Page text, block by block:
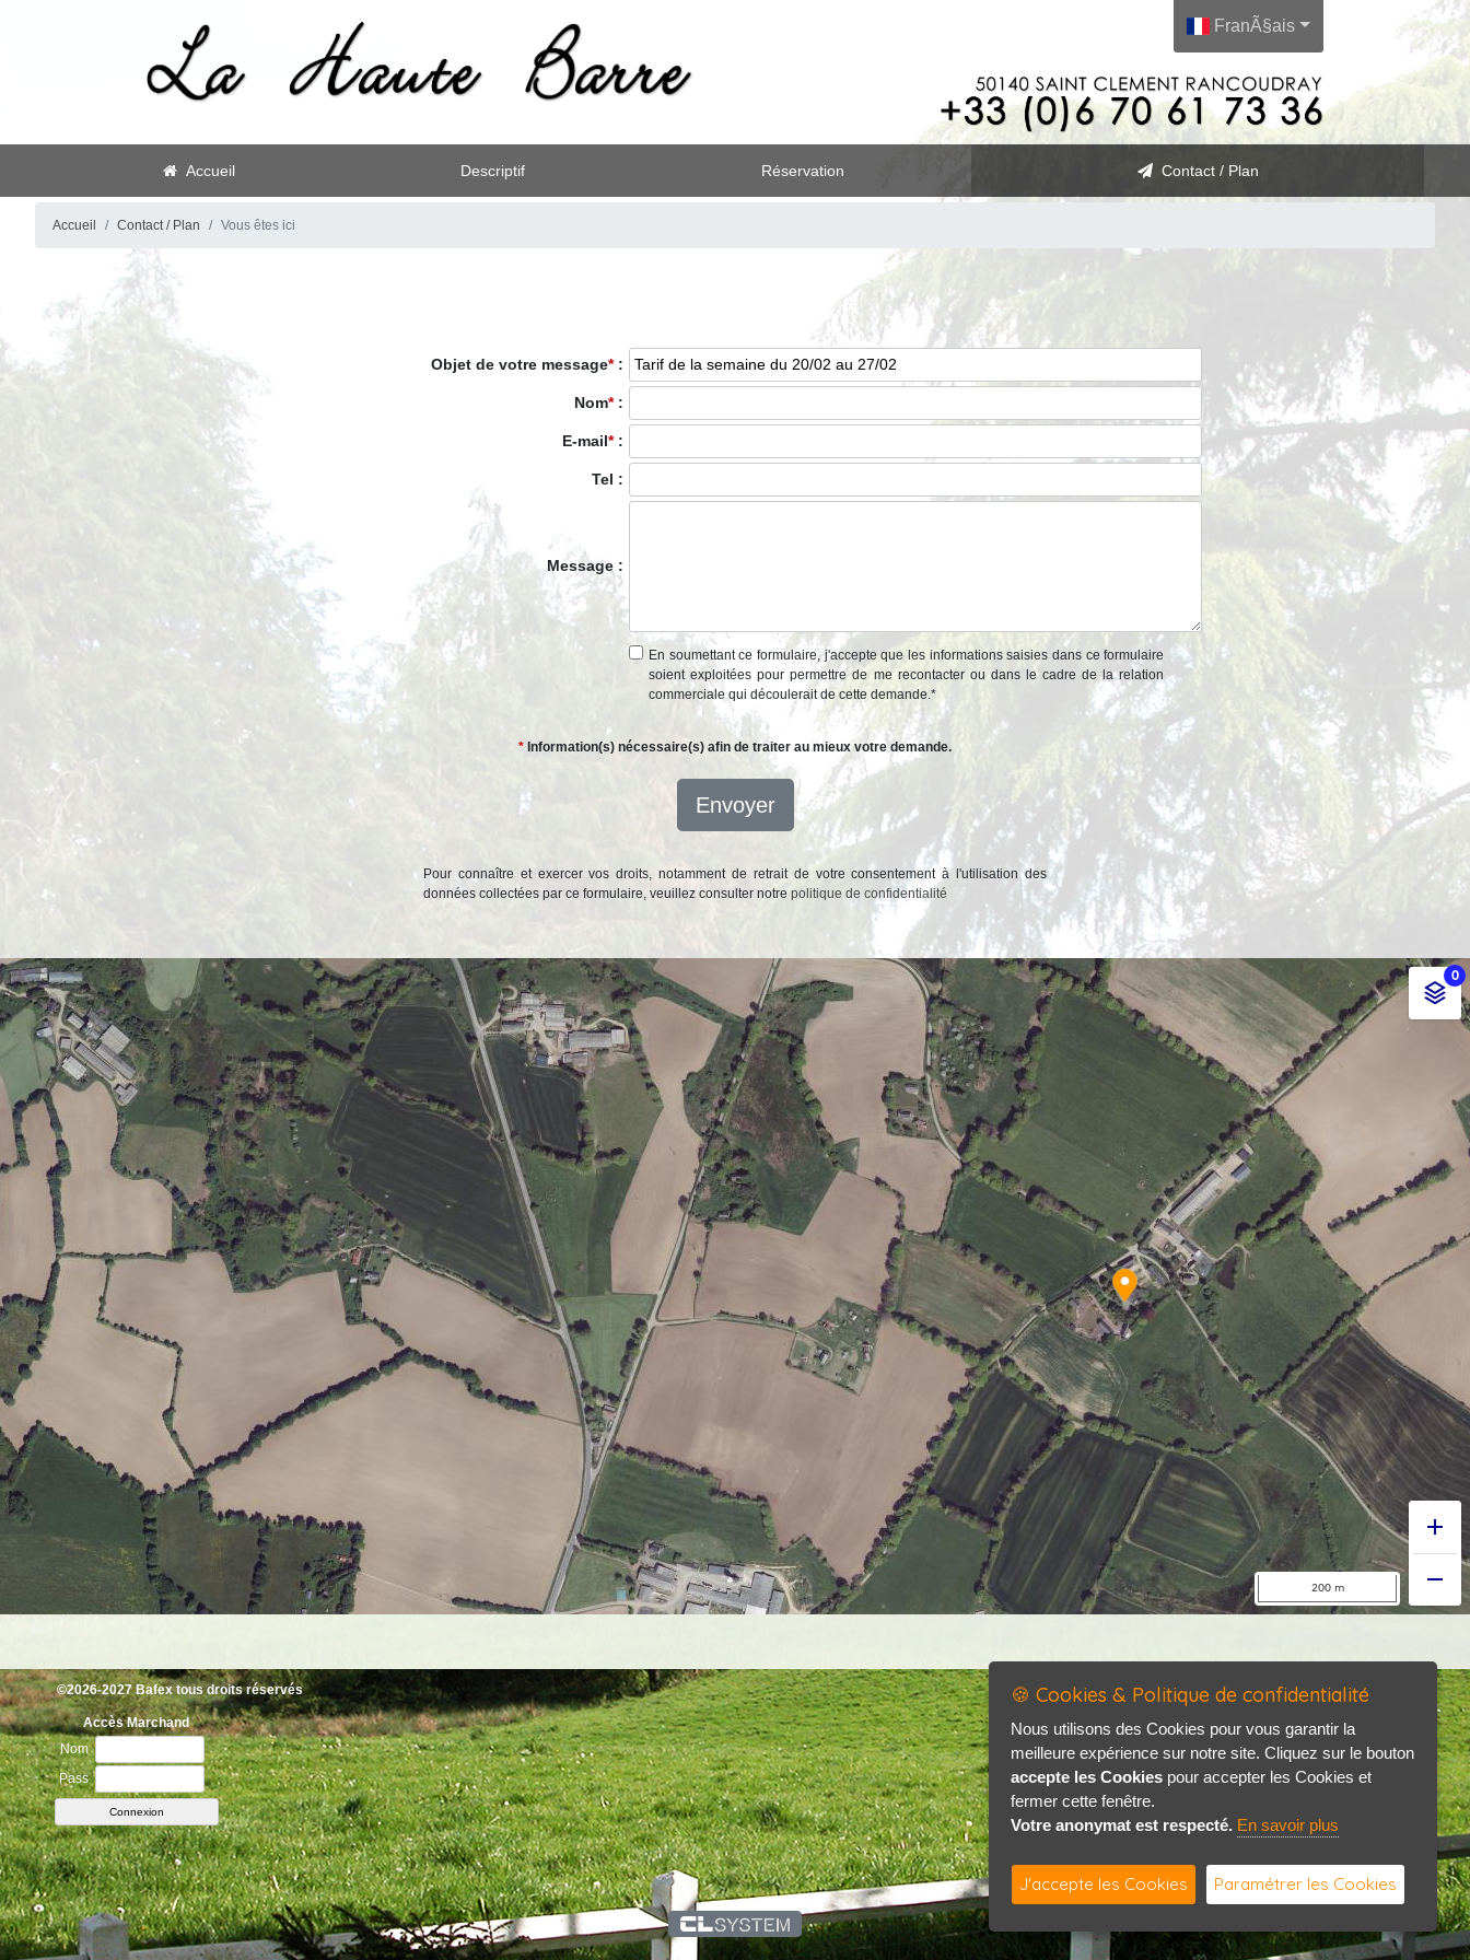
Accueil Descriptif Réservation Contact / Plan
FranÃ§ais
Accueil Contact / Plan Vous êtes ici
Objet de votre message*:
Nom*:
E-mail*:
Tel :
Message :
En soumettant ce formulaire, j'accepte que les informations saisies dans ce formulaire
soient exploitées pour permettre de me recontacter ou dans le cadre de la relation
commerciale qui découlerait de cette demande.*
* Information(s) nécessaire(s) afin de traiter au mieux votre demande.
Envoyer
Pour connaître et exercer vos droits, notamment de retrait de votre consentement à l'utilisation des
données collectées par ce formulaire, veuillez consulter notre politique de confidentialité
©2026-2027 Bafex tous droits réservés
Accès Marchand
Nom
Pass
Accueil
Mentions légales
Politique de confidentialité
Contact / Plan
🍪 Cookies & Politique de confidentialité
Nous utilisons des Cookies pour vous garantir la
meilleure expérience sur notre site. Cliquez sur le bouton
accepte les Cookies pour accepter les Cookies et
fermer cette fenêtre.
Votre anonymat est respecté. En savoir plus
J'accepte les Cookies Paramétrer les Cookies